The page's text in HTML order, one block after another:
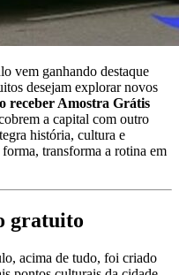
vem ganhando destaque
desejam explorar novos
receber Amostra Grátis
a capital com outro
história, cultura e
transforma a rotina em
gratuito
acima de tudo, foi criado